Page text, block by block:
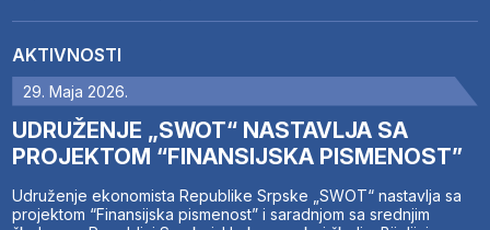
AKTIVNOSTI
29. Maja 2026.
UDRUŽENJE „SWOT“ NASTAVLJA SA
PROJEKTOM “FINANSIJSKA PISMENOST”
Udruženje ekonomista Republike Srpske „SWOT“ nastavlja sa
projektom “Finansijska pismenost” i saradnjom sa srednjim